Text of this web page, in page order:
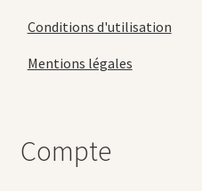
Conditions d'utilisation
Mentions légales
Compte